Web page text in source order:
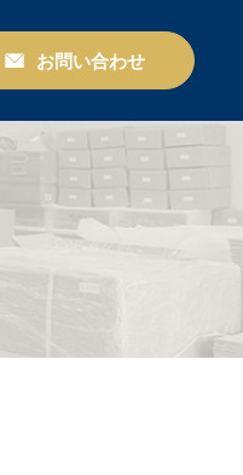
お問い合わせ